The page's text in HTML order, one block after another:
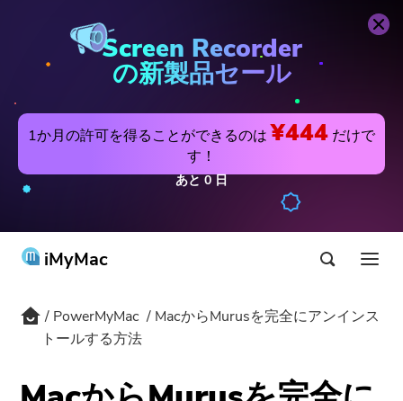
Screen Recorder
の新製品セール
1か月の許可を得ることができるのは ¥444 だけで
す！
あと0 日
iMyMac
製品&ソリューション
Hot
PowerMyMac
PowerMyMac
MacからMurusを完全にアンインス
トールする方法